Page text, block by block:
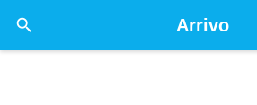
Arrivo
